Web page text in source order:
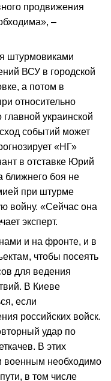
продвижения
–
штурмовиками
ВСУ в городской
а потом в
относительно
украинской
событий может
«НГ»
в отставке Юрий
ближнего боя не
при штурме
войну. «Сейчас она
эксперт.
и на фронте, и в
чтобы посеять
для ведения
В Киеве
если
российских войск.
удар по
В этих
военным необходимо
в том числе